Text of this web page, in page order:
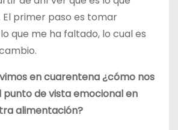
primer paso es tomar
que me ha faltado, lo cual es
en cuarentena ¿cómo nos
de vista emocional en
alimentación?